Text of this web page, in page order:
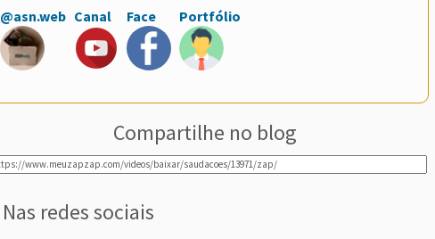
@asn.web Canal Face Portfólio
Compartilhe no blog
Nas redes sociais